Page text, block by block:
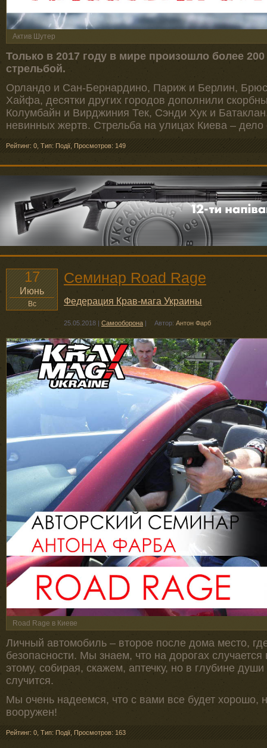
Актив Шутер
Только в 2017 году в мире произошло более
стрельбой.
Орландо и Сан-Бернардино, Париж и Берлин,
Хайфа, десятки других городов дополнили
Колумбайн и Вирджиния Тек, Сэнди Хук и
невинных жертв. Стрельба на улицах Киева –
Рейтинг: 0 Тип: Події Просмотров: 149
17
Июнь
Вс
Семинар Road Rage
Федерация Крав-мага Украины
25.05.2018 | Самооборона | Автор: Антон Фарб
Road Rage в Киеве
Личный автомобиль – второе после дома место,
безопасности. Мы знаем, что на дорогах
этому, собирая, скажем, аптечку, но в глубине
случится.
Мы очень надеемся, что с вами все будет хорошо,
вооружен!
Рейтинг: 0 Тип: Події Просмотров: 163